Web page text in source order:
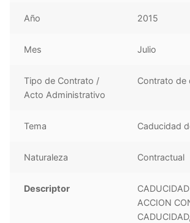
Año 2015
Mes Julio
Tipo de Contrato /
Acto Administrativo
Contrato de
Tema Caducidad
Naturaleza Contractual
Descriptor
ACCION
CADUCIDAD,